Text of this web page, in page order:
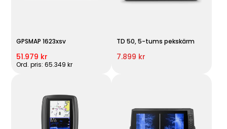
GPSMAP 1623xsv
51.979 kr
Ord. pris: 65.349 kr
TD 50, 5-tums pekskärm
7.899 kr